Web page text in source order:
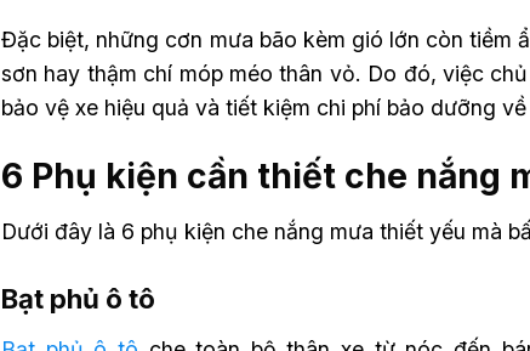
Đặc biệt, những cơn mưa bão kèm gió lớn còn tiềm
sơn hay thậm chí móp méo thân vỏ. Do đó, việc
bảo vệ xe hiệu quả và tiết kiệm chi phí bảo dưỡng về
6 Phụ kiện cần thiết che nắng
Dưới đây là 6 phụ kiện che nắng mưa thiết yếu mà
Bạt phủ ô tô